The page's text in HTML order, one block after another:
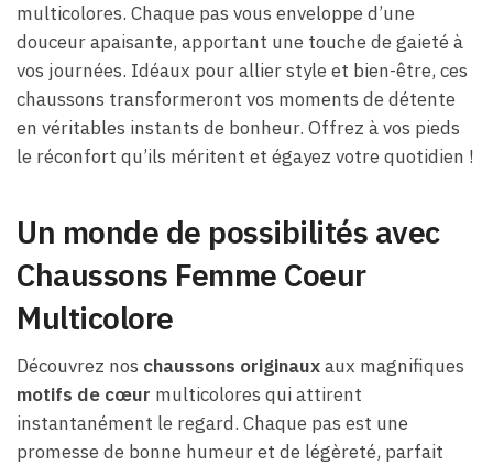
multicolores. Chaque pas vous enveloppe d’une
douceur apaisante, apportant une touche de gaieté à
vos journées. Idéaux pour allier style et bien-être, ces
chaussons transformeront vos moments de détente
en véritables instants de bonheur. Offrez à vos pieds
le réconfort qu’ils méritent et égayez votre quotidien !
Un monde de possibilités avec
Chaussons Femme Coeur
Multicolore
Découvrez nos chaussons originauxaux magnifiques
motifs de cœur multicolores qui attirent
instantanément le regard. Chaque pas est une
promesse de bonne humeur et de légèreté, parfait